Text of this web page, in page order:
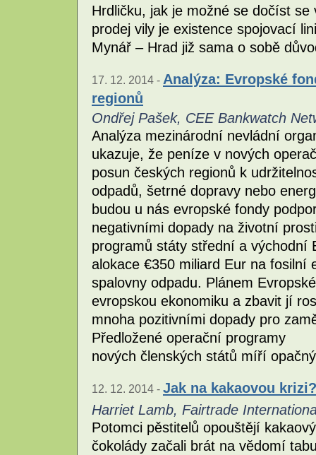
Hrdličku, jak je možné se dočíst
prodej vily je existence spojovací
Mynář – Hrad již sama o sobě
17. 12. 2014 - Analýza: Evropské
regionů
Ondřej Pašek, CEE Bankwatch
Analýza mezinárodní nevládní
ukazuje, že peníze v nových
posun českých regionů k
odpadů, šetrné dopravy nebo
budou u nás evropské fondy
negativními dopady na životní
programů státy střední a východní
alokace €350 miliard Eur na
spalovny odpadu. Plánem
evropskou ekonomiku a zbavit jí
mnoha pozitivními dopady pro
Předložené operační programy
nových členských států míří
12. 12. 2014 - Jak na kakaovou
Harriet Lamb, Fairtrade
Potomci pěstitelů opouštějí
čokolády začali brát na vědomí